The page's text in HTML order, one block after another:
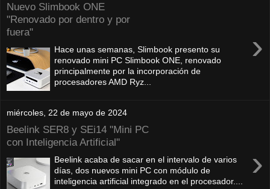
Nuevo Slimbook ONE
"Renovado por dentro y por
fuera"
›
Hace unas semanas, Slimbook presento su
renovado mini PC Slimbook ONE, renovado
principalmente por la incorporación de
procesadores AMD Ryz...
miércoles, 22 de mayo de 2024
Beelink SER8 y SEi14 "Mini PC
con Inteligencia Artificial"
›
Beelink acaba de sacar en el intervalo de varios
días, dos nuevos mini PC con módulo de
inteligencia artificial integrado en el procesador....